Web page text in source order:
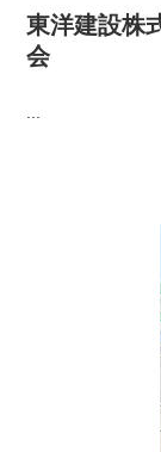
東洋建設株
会